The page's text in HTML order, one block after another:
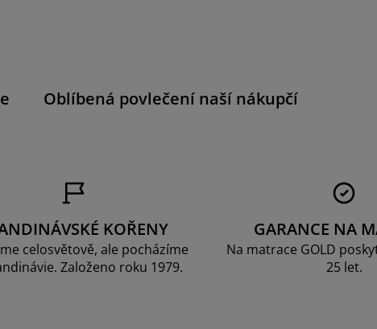
Oblíbená povlečení naší nákupčí
KOŘENY
celosvětově, ale pocházíme
Založeno roku 1979.
GARANCE NA
Na matrace GOLD
25 let.